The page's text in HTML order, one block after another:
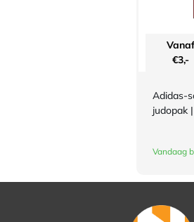
Vanaf
€3,-
Adidas-
judopak
Vandaag